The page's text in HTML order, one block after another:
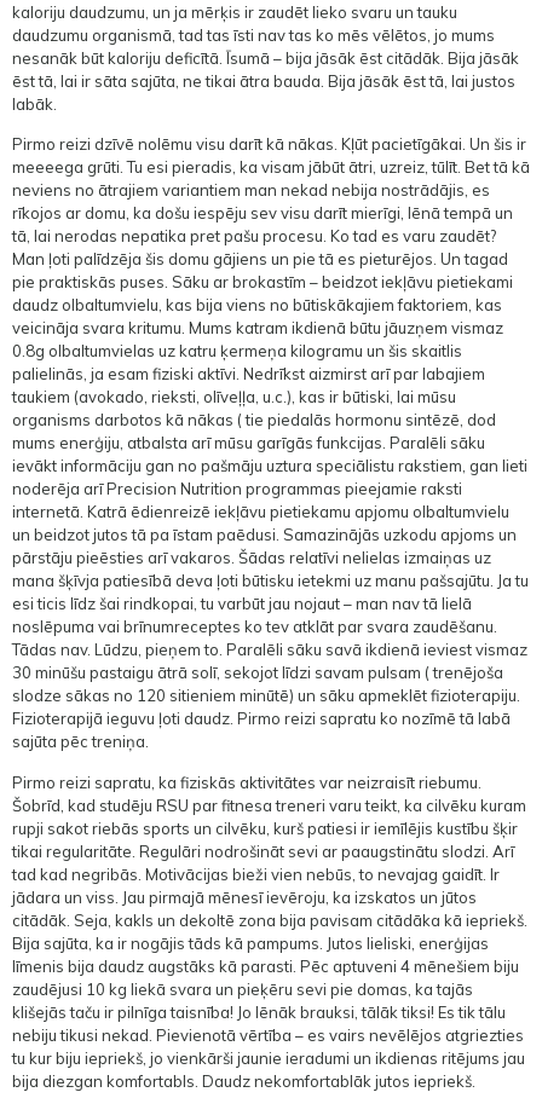
kaloriju daudzumu, un ja mērķis ir zaudēt lieko svaru un tauku
daudzumu organismā, tad tas īsti nav tas ko mēs vēlētos, jo mums
nesanāk būt kaloriju deficītā. Īsumā – bija jāsāk ēst citādāk. Bija jāsāk
ēst tā, lai ir sāta sajūta, ne tikai ātra bauda. Bija jāsāk ēst tā, lai justos
labāk.
Pirmo reizi dzīvē nolēmu visu darīt kā nākas. Kļūt pacietīgākai. Un šis ir
meeeega grūti. Tu esi pieradis, ka visam jābūt ātri, uzreiz, tūlīt. Bet tā kā
neviens no ātrajiem variantiem man nekad nebija nostrādājis, es
rīkojos ar domu, ka došu iespēju sev visu darīt mierīgi, lēnā tempā un
tā, lai nerodas nepatika pret pašu procesu. Ko tad es varu zaudēt?
Man ļoti palīdzēja šis domu gājiens un pie tā es pieturējos. Un tagad
pie praktiskās puses. Sāku ar brokastīm – beidzot iekļāvu pietiekami
daudz olbaltumvielu, kas bija viens no būtiskākajiem faktoriem, kas
veicināja svara kritumu. Mums katram ikdienā būtu jāuzņem vismaz
0.8g olbaltumvielas uz katru ķermeņa kilogramu un šis skaitlis
palielinās, ja esam fiziski aktīvi. Nedrīkst aizmirst arī par labajiem
taukiem (avokado, rieksti, olīveļļa, u.c.), kas ir būtiski, lai mūsu
organisms darbotos kā nākas ( tie piedalās hormonu sintēzē, dod
mums enerģiju, atbalsta arī mūsu garīgās funkcijas. Paralēli sāku
ievākt informāciju gan no pašmāju uztura speciālistu rakstiem, gan lieti
noderēja arī Precision Nutrition programmas pieejamie raksti
internetā. Katrā ēdienreizē iekļāvu pietiekamu apjomu olbaltumvielu
un beidzot jutos tā pa īstam paēdusi. Samazinājās uzkodu apjoms un
pārstāju pieēsties arī vakaros. Šādas relatīvi nelielas izmaiņas uz
mana šķīvja patiesībā deva ļoti būtisku ietekmi uz manu pašsajūtu. Ja tu
esi ticis līdz šai rindkopai, tu varbūt jau nojaut – man nav tā lielā
noslēpuma vai brīnumreceptes ko tev atklāt par svara zaudēšanu.
Tādas nav. Lūdzu, pieņem to. Paralēli sāku savā ikdienā ieviest vismaz
30 minūšu pastaigu ātrā solī, sekojot līdzi savam pulsam ( trenējoša
slodze sākas no 120 sitieniem minūtē) un sāku apmeklēt fizioterapiju.
Fizioterapijā ieguvu ļoti daudz. Pirmo reizi sapratu ko nozīmē tā labā
sajūta pēc treniņa.
Pirmo reizi sapratu, ka fiziskās aktivitātes var neizraisīt riebumu.
Šobrīd, kad studēju RSU par fitnesa treneri varu teikt, ka cilvēku kuram
rupji sakot riebās sports un cilvēku, kurš patiesi ir iemīlējis kustību šķir
tikai regularitāte. Regulāri nodrošināt sevi ar paaugstinātu slodzi. Arī
tad kad negribās. Motivācijas bieži vien nebūs, to nevajag gaidīt. Ir
jādara un viss. Jau pirmajā mēnesī ievēroju, ka izskatos un jūtos
citādāk. Seja, kakls un dekoltē zona bija pavisam citādāka kā iepriekš.
Bija sajūta, ka ir nogājis tāds kā pampums. Jutos lieliski, enerģijas
līmenis bija daudz augstāks kā parasti. Pēc aptuveni 4 mēnešiem biju
zaudējusi 10 kg liekā svara un pieķēru sevi pie domas, ka tajās
klišejās taču ir pilnīga taisnība! Jo lēnāk brauksi, tālāk tiksi! Es tik tālu
nebiju tikusi nekad. Pievienotā vērtība – es vairs nevēlējos atgriezties
tu kur biju iepriekš, jo vienkārši jaunie ieradumi un ikdienas ritējums jau
bija diezgan komfortabls. Daudz nekomfortablāk jutos iepriekš.